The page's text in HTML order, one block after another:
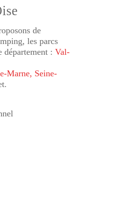
de
les parcs
département : Val-
Marne, Seine-